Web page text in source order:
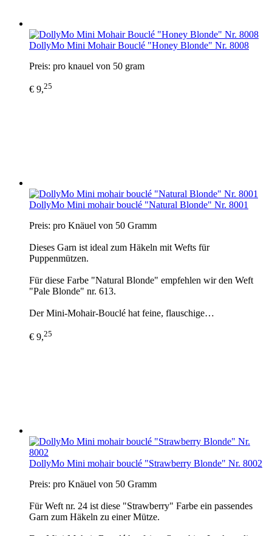
DollyMo Mini Mohair Bouclé "Honey Blonde" Nr. 8008
Preis: pro knauel von 50 gram
€ 9,25
DollyMo Mini mohair bouclé "Natural Blonde" Nr. 8001
Preis: pro Knäuel von 50 Gramm
Dieses Garn ist ideal zum Häkeln mit Wefts für
Puppenmützen.
Für diese Farbe "Natural Blonde" empfehlen wir den Weft
"Pale Blonde" nr. 613.
Der Mini-Mohair-Bouclé hat feine, flauschige…
€ 9,25
DollyMo Mini mohair bouclé "Strawberry Blonde" Nr. 8002
Preis: pro Knäuel von 50 Gramm
Für Weft nr. 24 ist diese "Strawberry" Farbe ein passendes
Garn zum Häkeln zu einer Mütze.